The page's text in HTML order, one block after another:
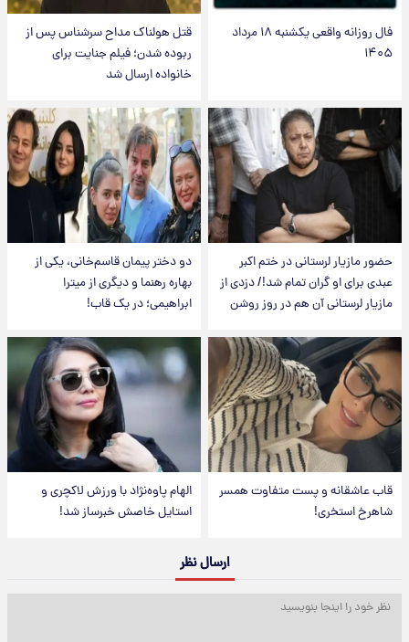
فال روزانه واقعی یکشنبه ۱۸ مرداد
۱۴۰۵
قتل هولناک مداح سرشناس پس از
ربوده شدن؛ فیلم جنایت برای
خانواده ارسال شد
حضور مازیار لرستانی در ختم اکبر
عبدی برای او گران تمام شد!/ دزدی از
مازیار لرستانی آن هم در روز روشن
دو دختر پیمان قاسم‌خانی، یکی از
بهاره رهنما و دیگری از میترا
ابراهیمی؛ در یک قاب!
قاب عاشقانه و پست متفاوت همسر
شاهرخ استخری!
الهام پاوه‌نژاد با ورزش لاکچری و
استایل خاصش خبرساز شد!
ارسال نظر